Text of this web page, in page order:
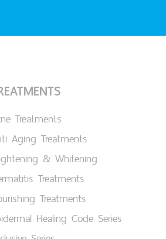
Treatments
Aging Treatments
& Whitening
Treatments
Treatments
Healing Code Series